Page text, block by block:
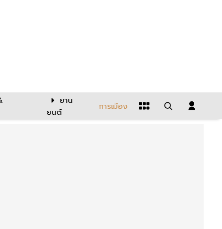
ยาน
ยนต์
การเมือง